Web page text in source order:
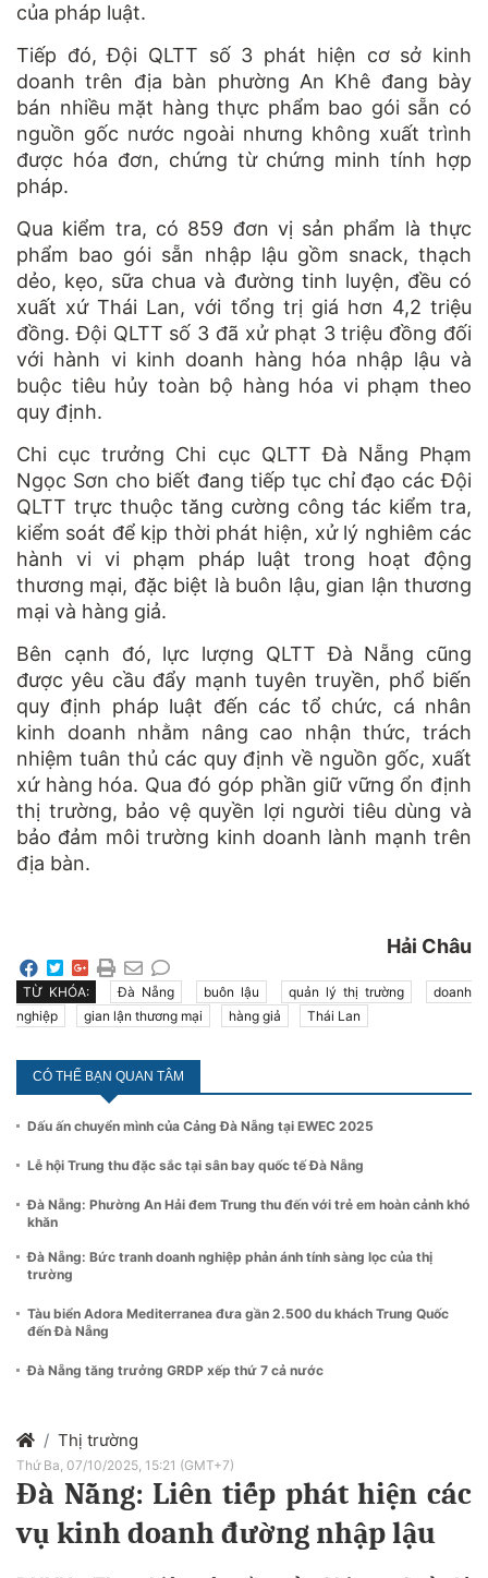
của pháp luật.
Tiếp đó, Đội QLTT số 3 phát hiện cơ sở kinh
doanh trên địa bàn phường An Khê đang bày
bán nhiều mặt hàng thực phẩm bao gói sẵn có
nguồn gốc nước ngoài nhưng không xuất trình
được hóa đơn, chứng từ chứng minh tính hợp
pháp.
Qua kiểm tra, có 859 đơn vị sản phẩm là thực
phẩm bao gói sẵn nhập lậu gồm snack, thạch
dẻo, kẹo, sữa chua và đường tinh luyện, đều có
xuất xứ Thái Lan, với tổng trị giá hơn 4,2 triệu
đồng. Đội QLTT số 3 đã xử phạt 3 triệu đồng đối
với hành vi kinh doanh hàng hóa nhập lậu và
buộc tiêu hủy toàn bộ hàng hóa vi phạm theo
quy định.
Chi cục trưởng Chi cục QLTT Đà Nẵng Phạm
Ngọc Sơn cho biết đang tiếp tục chỉ đạo các Đội
QLTT trực thuộc tăng cường công tác kiểm tra,
kiểm soát để kịp thời phát hiện, xử lý nghiêm các
hành vi vi phạm pháp luật trong hoạt động
thương mại, đặc biệt là buôn lậu, gian lận thương
mại và hàng giả.
Bên cạnh đó, lực lượng QLTT Đà Nẵng cũng
được yêu cầu đẩy mạnh tuyên truyền, phổ biến
quy định pháp luật đến các tổ chức, cá nhân
kinh doanh nhằm nâng cao nhận thức, trách
nhiệm tuân thủ các quy định về nguồn gốc, xuất
xứ hàng hóa. Qua đó góp phần giữ vững ổn định
thị trường, bảo vệ quyền lợi người tiêu dùng và
bảo đảm môi trường kinh doanh lành mạnh trên
địa bàn.
Hải Châu
TỪ KHÓA: Đà Nẵng buôn lậu quản lý thị trường
doanh
nghiệp
gian lận thương mại hàng giả Thái Lan
CÓ THỂ BẠN QUAN TÂM
Dấu ấn chuyển mình của Cảng Đà Nẵng tại EWEC 2025
Lễ hội Trung thu đặc sắc tại sân bay quốc tế Đà Nẵng
Đà Nẵng: Phường An Hải đem Trung thu đến với trẻ em hoàn cảnh khó
khăn
Đà Nẵng: Bức tranh doanh nghiệp phản ánh tính sàng lọc của thị
trường
Tàu biển Adora Mediterranea đưa gần 2.500 du khách Trung Quốc
đến Đà Nẵng
Đà Nẵng tăng trưởng GRDP xếp thứ 7 cả nước
Thị trường
Thứ Ba, 07/10/2025, 15:21 (GMT+7)
Đà Nẵng: Liên tiếp phát hiện các
vụ kinh doanh đường nhập lậu